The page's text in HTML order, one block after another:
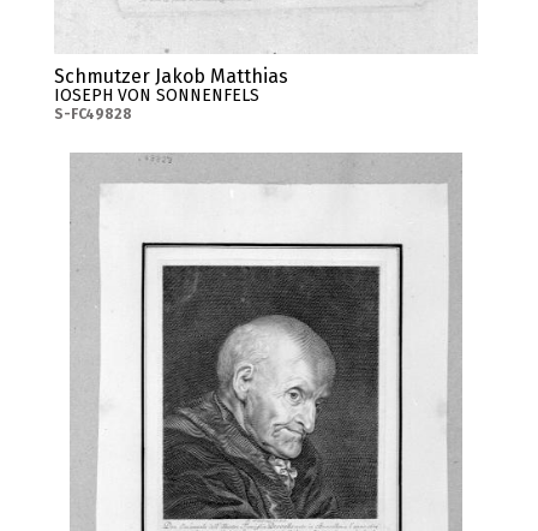
Schmutzer Jakob Matthias
IOSEPH VON SONNENFELS
S-FC49828